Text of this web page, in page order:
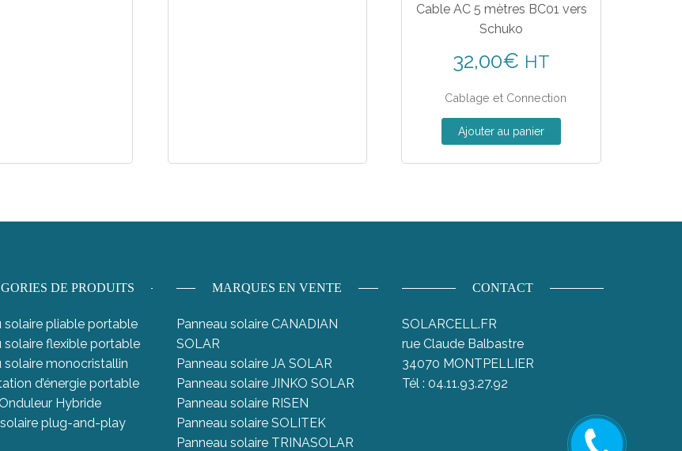
Cable AC 5 mètres BC01 vers
Schuko
32,00€ HT
Cablage et Connection
Ajouter au panier
DE PRODUITS
solaire pliable portable
solaire flexible portable
solaire monocristallin
d’énergie portable
Hybride
plug-and-play
MARQUES EN VENTE
Panneau solaire CANADIAN
SOLAR
Panneau solaire JA SOLAR
Panneau solaire JINKO SOLAR
Panneau solaire RISEN
Panneau solaire SOLITEK
Panneau solaire TRINASOLAR
CONTACT
SOLARCELL.FR
rue Claude Balbastre
34070 MONTPELLIER
Tél : 04.11.93.27.92
Rappelez